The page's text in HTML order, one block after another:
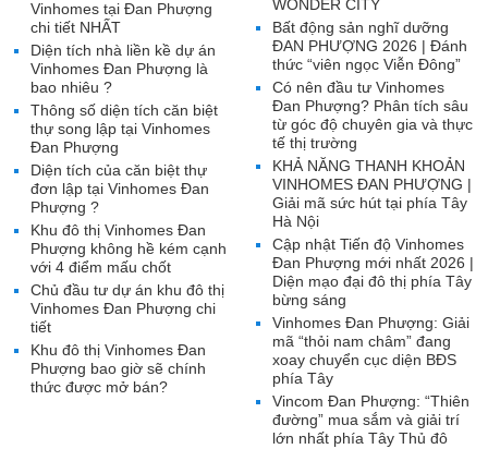
WONDER CITY
Bất động sản nghĩ dưỡng
ĐAN PHƯỢNG 2026 | Đánh
thức “viên ngọc Viễn Đông”
Có nên đầu tư Vinhomes
Đan Phượng? Phân tích sâu
từ góc độ chuyên gia và thực
tế thị trường
KHẢ NĂNG THANH KHOẢN
VINHOMES ĐAN PHƯỢNG |
Giải mã sức hút tại phía Tây
Hà Nội
Cập nhật Tiến độ Vinhomes
Đan Phượng mới nhất 2026 |
Diện mạo đại đô thị phía Tây
bừng sáng
Vinhomes Đan Phượng: Giải
mã “thỏi nam châm” đang
xoay chuyển cục diện BĐS
phía Tây
Vincom Đan Phượng: “Thiên
đường” mua sắm và giải trí
lớn nhất phía Tây Thủ đô
Vinhomes tại Đan Phượng
chi tiết NHẤT
Diện tích nhà liền kề dự án
Vinhomes Đan Phượng là
bao nhiêu ?
Thông số diện tích căn biệt
thự song lập tại Vinhomes
Đan Phượng
Diện tích của căn biệt thự
đơn lập tại Vinhomes Đan
Phượng ?
Khu đô thị Vinhomes Đan
Phượng không hề kém cạnh
với 4 điểm mấu chốt
Chủ đầu tư dự án khu đô thị
Vinhomes Đan Phượng chi
tiết
Khu đô thị Vinhomes Đan
Phượng bao giờ sẽ chính
thức được mở bán?